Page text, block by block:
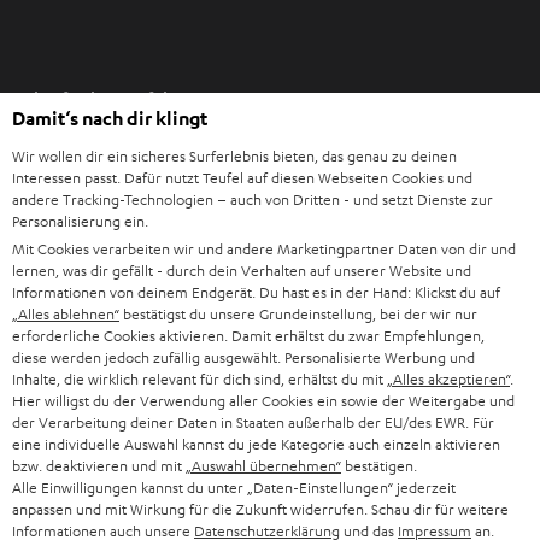
m
n
e
u
e
n
T
a
b
ö
n
e
n
Einkaufen bei Teufel
8 Wochen Rückgaberecht
Direkt vom Hersteller
7 Teufel Shops
Audio-Lexikon
Ratgeber
Wissen
Inside
Entertainment
Shop
Im neuen Tab öffnen
Kontakt
Newsletter
Netiquette
Daten-Einstellungen
Damit‘s nach dir klingt
Wir wollen dir ein sicheres Surferlebnis bieten, das genau zu deinen
Interessen passt. Dafür nutzt Teufel auf diesen Webseiten Cookies und
andere Tracking-Technologien – auch von Dritten - und setzt Dienste zur
Personalisierung ein.
Mit Cookies verarbeiten wir und andere Marketingpartner Daten von dir und
lernen, was dir gefällt - durch dein Verhalten auf unserer Website und
Informationen von deinem Endgerät. Du hast es in der Hand: Klickst du auf
„Alles ablehnen“ bestätigst du unsere Grundeinstellung, bei der wir nur
erforderliche Cookies aktivieren. Damit erhältst du zwar Empfehlungen,
diese werden jedoch zufällig ausgewählt. Personalisierte Werbung und
Inhalte, die wirklich relevant für dich sind, erhältst du mit „Alles akzeptieren“.
Hier willigst du der Verwendung aller Cookies ein sowie der Weitergabe und
der Verarbeitung deiner Daten in Staaten außerhalb der EU/des EWR. Für
eine individuelle Auswahl kannst du jede Kategorie auch einzeln aktivieren
bzw. deaktivieren und mit „Auswahl übernehmen“ bestätigen.
Alle Einwilligungen kannst du unter „Daten-Einstellungen“ jederzeit
anpassen und mit Wirkung für die Zukunft widerrufen. Schau dir für weitere
Informationen auch unsere Datenschutzerklärung und das Impressum an.